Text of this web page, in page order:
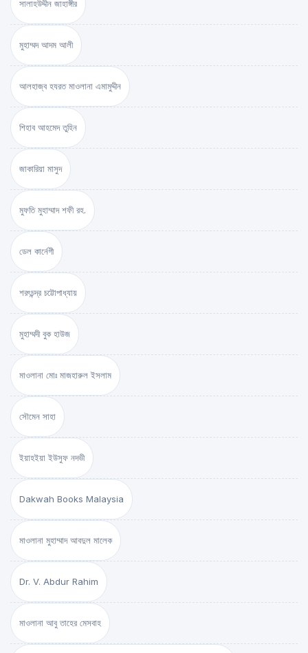
সালাহউদ্দীন জাহাঙ্গীর
মুহাম্মদ আদম আলী
আলহাজ্ব হযরত মাওলানা এমামুদ্দীন
শিহাব আহমেদ তুহিন
জাকারিয়া মাসুদ
মুফতি মুহাম্মাদ শফী রহ.
ডেল কার্নেগী
শরৎচন্দ্র চট্টোপাধ্যায়
মুহাম্মদী বুক হাউজ
মাওলানা মোঃ মাজহারুল ইসলাম
সৌমেন সাহা
ইয়াহইয়া ইউসুফ নদভী
Dakwah Books Malaysia
মাওলানা মুহাম্মাদ আবদুল মালেক
Dr. V. Abdur Rahim
মাওলানা আবু তাহের মেসবাহ